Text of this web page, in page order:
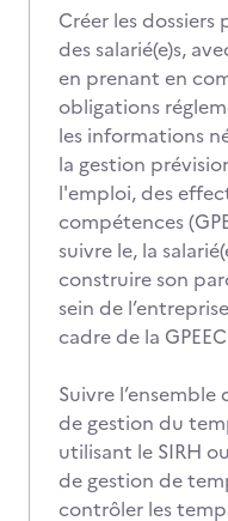
Créer les dossiers
des salarié(e)s,
en prenant en
obligations
les informations
la gestion
l'emploi, des
compétences
suivre le, la
construire son
sein de
cadre de la
Suivre l’ensemble
de gestion du
utilisant le SIRH
de gestion de
contrôler les